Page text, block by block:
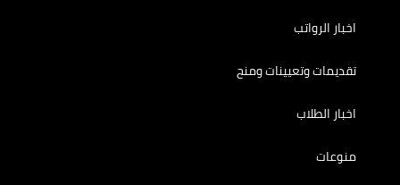
اخبار الرواتب
تقديمات وتعيينات ومنح
اخبار الطلاب
منوعات